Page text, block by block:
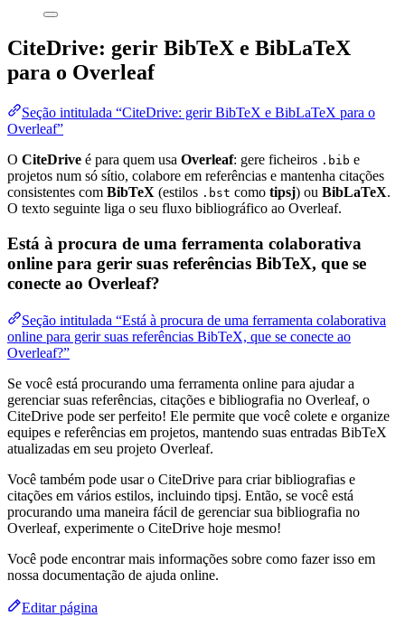
CiteDrive: gerir BibTeX e BibLaTeX
para o Overleaf
Seção intitulada “CiteDrive: gerir BibTeX e BibLaTeX para o
Overleaf”
O CiteDrive é para quem usa Overleaf: gere ficheiros .bib e
projetos num só sítio, colabore em referências e mantenha citações
consistentes com BibTeX (estilos .bst como tipsj) ou BibLaTeX.
O texto seguinte liga o seu fluxo bibliográfico ao Overleaf.
Está à procura de uma ferramenta colaborativa
online para gerir suas referências BibTeX, que se
conecte ao Overleaf?
Seção intitulada “Está à procura de uma ferramenta colaborativa
online para gerir suas referências BibTeX, que se conecte ao
Overleaf?”
Se você está procurando uma ferramenta online para ajudar a
gerenciar suas referências, citações e bibliografia no Overleaf, o
CiteDrive pode ser perfeito! Ele permite que você colete e organize
equipes e referências em projetos, mantendo suas entradas BibTeX
atualizadas em seu projeto Overleaf.
Você também pode usar o CiteDrive para criar bibliografias e
citações em vários estilos, incluindo tipsj. Então, se você está
procurando uma maneira fácil de gerenciar sua bibliografia no
Overleaf, experimente o CiteDrive hoje mesmo!
Você pode encontrar mais informações sobre como fazer isso em
nossa documentação de ajuda online.
Editar página